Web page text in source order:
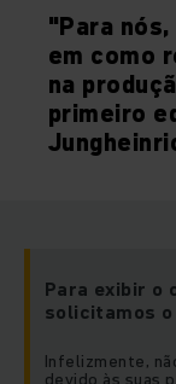
"Para
em como
na
primeiro
Para exibir o
solicitamos
Infelizmente,